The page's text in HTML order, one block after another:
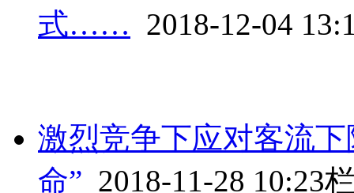
式…… 2018-12-04
激烈竞争下应对客流
命” 2018-11-28 10:23